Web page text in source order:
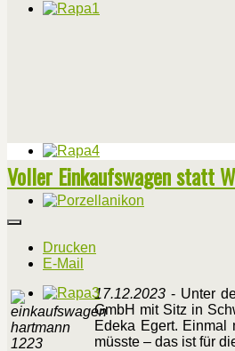
Voller Einkaufswagen statt
Drucken
E-Mail
17.12.2023 - Unter
GmbH mit Sitz in
Edeka Egert. Einmal
müsste – das ist für